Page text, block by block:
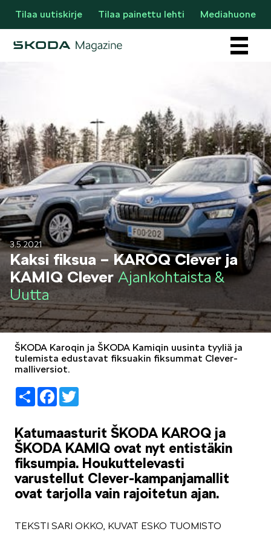
Tilaa uutiskirje Tilaa painettu lehti Mediahuone
Osastot
AJANKOHTAISTA & UUTTA
LIFESTYLE
SIMPLY CLEVER
3.5.2021
Kaksi fiksua – KAROQ Clever ja
KAMIQ CleverAjankohtaista &
Uutta
ŠKODA Karoqin ja ŠKODA Kamiqin uusinta tyyliä ja
tulemista edustavat fiksuakin fiksummat Clever-
malliversiot.
ShareFacebook
Katumaasturit ŠKODA KAROQ ja
ŠKODA KAMIQ ovat nyt entistäkin
fiksumpia. Houkuttelevasti
varustellut Clever-kampanjamallit
ovat tarjolla vain rajoitetun ajan.
TEKSTI SARI OKKO, KUVAT ESKO TUOMISTO